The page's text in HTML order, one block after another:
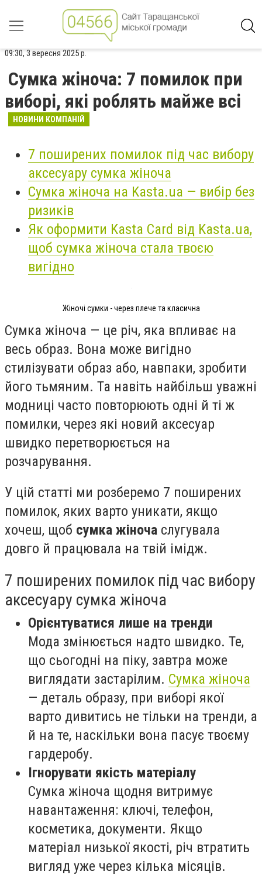
09:30, 3 вересня 2025 р.
Сумка жіноча: 7 помилок при
виборі, які роблять майже всі
НОВИНИ КОМПАНІЙ
7 поширених помилок під час вибору
аксесуару сумка жіноча
Сумка жіноча на Kasta.ua — вибір без
ризиків
Як оформити Kasta Card від Kasta.ua,
щоб сумка жіноча стала твоєю
вигідно
Жіночі сумки - через плече та класична
Сумка жіноча — це річ, яка впливає на
весь образ. Вона може вигідно
стилізувати образ або, навпаки, зробити
його тьмяним. Та навіть найбільш уважні
модниці часто повторюють одні й ті ж
помилки, через які новий аксесуар
швидко перетворюється на
розчарування.
У цій статті ми розберемо 7 поширених
помилок, яких варто уникати, якщо
хочеш, щоб сумка жіноча слугувала
довго й працювала на твій імідж.
7 поширених помилок під час вибору
аксесуару сумка жіноча
Орієнтуватися лише на тренди
Мода змінюється надто швидко. Те,
що сьогодні на піку, завтра може
виглядати застарілим. Сумка жіноча
— деталь образу, при виборі якої
варто дивитись не тільки на тренди, а
й на те, наскільки вона пасує твоєму
гардеробу.
Ігнорувати якість матеріалу
Сумка жіноча щодня витримує
навантаження: ключі, телефон,
косметика, документи. Якщо
матеріал низької якості, річ втратить
вигляд уже через кілька місяців.